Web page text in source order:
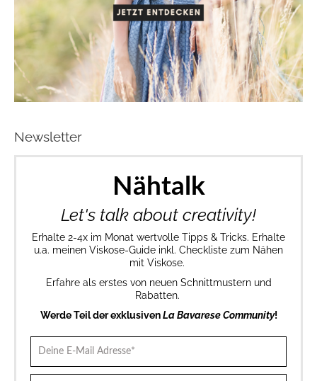
Newsletter
Nähtalk
Let's talk about creativity!
Erhalte 2-4x im Monat wertvolle Tipps & Tricks. Erhalte
u.a. meinen Viskose-Guide inkl. Checkliste zum Nähen
mit Viskose.
Erfahre als erstes von neuen Schnittmustern und
Rabatten.
Werde Teil der exklusivenLa Bavarese Community!